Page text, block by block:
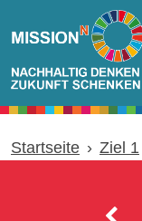
Startseite Ziel 1